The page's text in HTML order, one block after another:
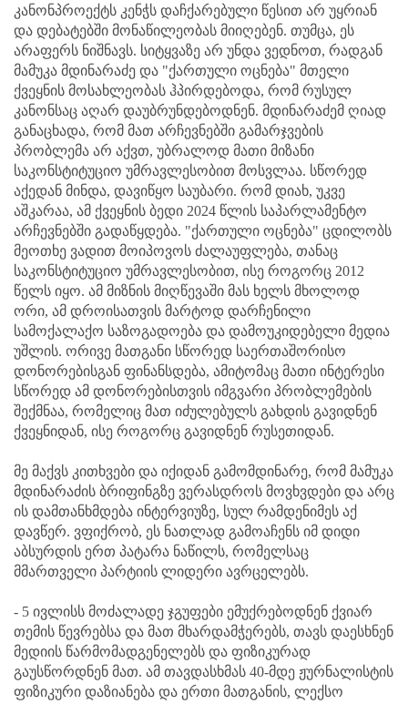
კანონპროექტს კენჭს დაჩქარებული წესით არ უყრიან
და დებატებში მონაწილეობას მიიღებენ. თუმცა, ეს
არაფერს ნიშნავს. სიტყვაზე არ უნდა ვედნოთ, რადგან
მამუკა მდინარაძე და "ქართული ოცნება" მთელი
ქვეყნის მოსახლეობას ჰპირდებოდა, რომ რუსულ
კანონსაც აღარ დაუბრუნდებოდნენ. მდინარაძემ ღიად
განაცხადა, რომ მათ არჩევნებში გამარჯვების
პრობლემა არ აქვთ, უბრალოდ მათი მიზანი
საკონსტიტუციო უმრავლესობით მოსვლაა. სწორედ
აქედან მინდა, დავიწყო საუბარი. რომ დიახ, უკვე
აშკარაა, ამ ქვეყნის ბედი 2024 წლის საპარლამენტო
არჩევნებში გადაწყდება. "ქართული ოცნება" ცდილობს
მეოთხე ვადით მოიპოვოს ძალაუფლება, თანაც
საკონსტიტუციო უმრავლესობით, ისე როგორც 2012
წელს იყო. ამ მიზნის მიღწევაში მას ხელს მხოლოდ
ორი, ამ დროისათვის მარტოდ დარჩენილი
სამოქალაქო საზოგადოება და დამოუკიდებელი მედია
უშლის. ორივე მათგანი სწორედ საერთაშორისო
დონორებისგან ფინანსდება, ამიტომაც მათი ინტერესი
სწორედ ამ დონორებისთვის იმგვარი პრობლემების
შექმნაა, რომელიც მათ იძულებულს გახდის გავიდნენ
ქვეყნიდან, ისე როგორც გავიდნენ რუსეთიდან.
მე მაქვს კითხვები და იქიდან გამომდინარე, რომ მამუკა
მდინარაძის ბრიფინგზე ვერასდროს მოვხვდები და არც
ის დამთანხმდება ინტერვიუზე, სულ რამდენიმეს აქ
დავწერ. ვფიქრობ, ეს ნათლად გამოაჩენს იმ დიდი
აბსურდის ერთ პატარა ნაწილს, რომელსაც
მმართველი პარტიის ლიდერი ავრცელებს.
- 5 ივლისს მოძალადე ჯგუფები ემუქრებოდნენ ქვიარ
თემის წევრებსა და მათ მხარდამჭერებს, თავს დაესხნენ
მედიის წარმომადგენელებს და ფიზიკურად
გაუსწორდნენ მათ. ამ თავდასხმას 40-მდე ჟურნალისტის
ფიზიკური დაზიანება და ერთი მათგანის, ლექსო